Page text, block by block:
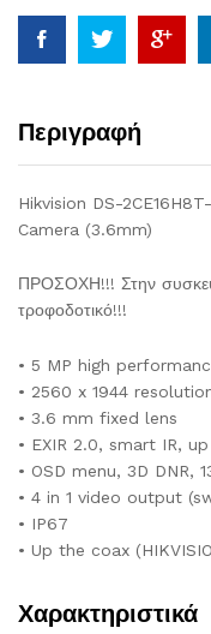
Περιγραφή
Hikvision DS-
Camera (3.6mm)
ΠΡΟΣΟΧΗ!!! Στην
τροφοδοτικό!!!
• 5 MP high
• 2560 x 1944
• 3.6 mm fixed lens
• EXIR 2.0, smart IR,
• OSD menu, 3D DNR,
• 4 in 1 video output
• IP67
• Up the coax
Χαρακτηριστικά